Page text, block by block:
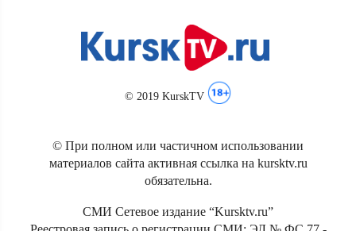
© 2019 KurskTV
© При полном или частичном использовании
материалов сайта активная ссылка на kursktv.ru
обязательна.
СМИ Сетевое издание “Kursktv.ru”